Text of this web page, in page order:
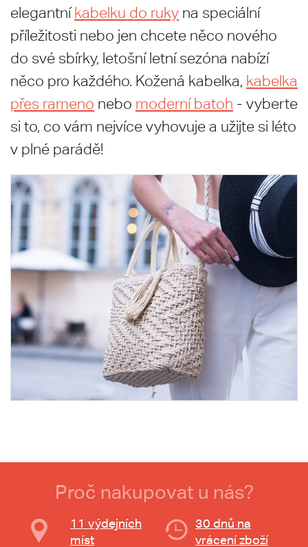
elegantní kabelku do ruky na speciální
příležitosti nebo jen chcete něco nového
do své sbírky, letošní letní sezóna nabízí
něco pro každého. Kožená kabelka, kabelka
přes rameno nebo moderní batoh - vyberte
si to, co vám nejvíce vyhovuje a užijte si léto
v plné parádě!
Proč nakupovat u nás?
11 výdejních
míst
30 dnů na
vrácení zboží